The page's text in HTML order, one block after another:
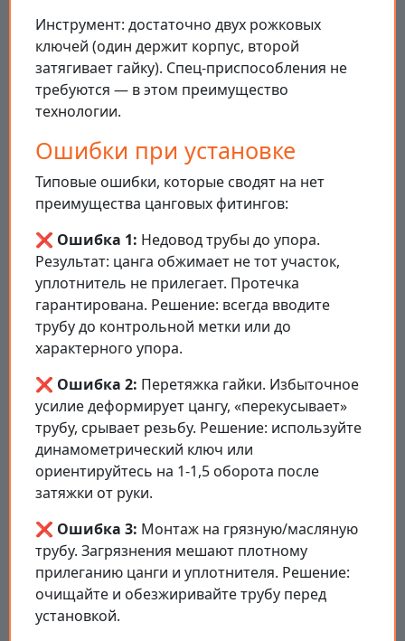
Инструмент: достаточно двух рожковых
ключей (один держит корпус, второй
затягивает гайку). Спец-приспособления не
требуются — в этом преимущество
технологии.
Ошибки при установке
Типовые ошибки, которые сводят на нет
преимущества цанговых фитингов:
❌ Ошибка 1: Недовод трубы до упора.
Результат: цанга обжимает не тот участок,
уплотнитель не прилегает. Протечка
гарантирована. Решение: всегда вводите
трубу до контрольной метки или до
характерного упора.
❌ Ошибка 2: Перетяжка гайки. Избыточное
усилие деформирует цангу, «перекусывает»
трубу, срывает резьбу. Решение: используйте
динамометрический ключ или
ориентируйтесь на 1-1,5 оборота после
затяжки от руки.
❌ Ошибка 3: Монтаж на грязную/масляную
трубу. Загрязнения мешают плотному
прилеганию цанги и уплотнителя. Решение:
очищайте и обезжиривайте трубу перед
установкой.